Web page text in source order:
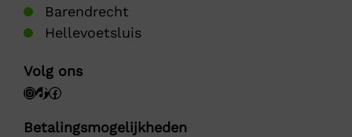
Barendrecht
Hellevoetsluis
Volg ons
Betalingsmogelijkheden